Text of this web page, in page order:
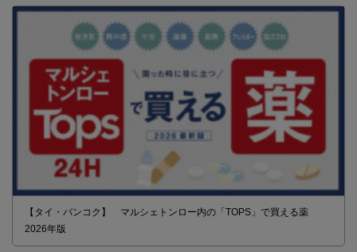
【タイ・バンコク】 マルシェトンロー内の「TOPS」で買える薬
2026年版